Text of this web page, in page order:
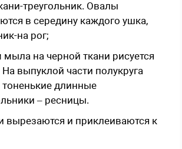
треугольник. Овалы
в середину каждого ушка,
на рог;
мыла на черной ткани рисуется
На выпуклой части полукруга
тоненькие длинные
– ресницы.
вырезаются и приклеиваются к